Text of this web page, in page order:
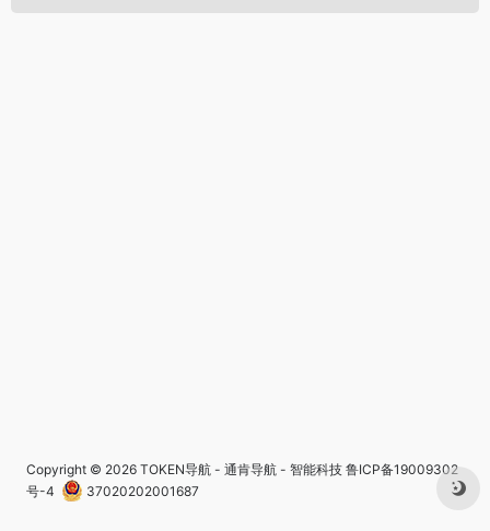
Copyright © 2026 TOKEN导航 - 通肯导航 - 智能科技 鲁ICP备19009302
号-4
37020202001687